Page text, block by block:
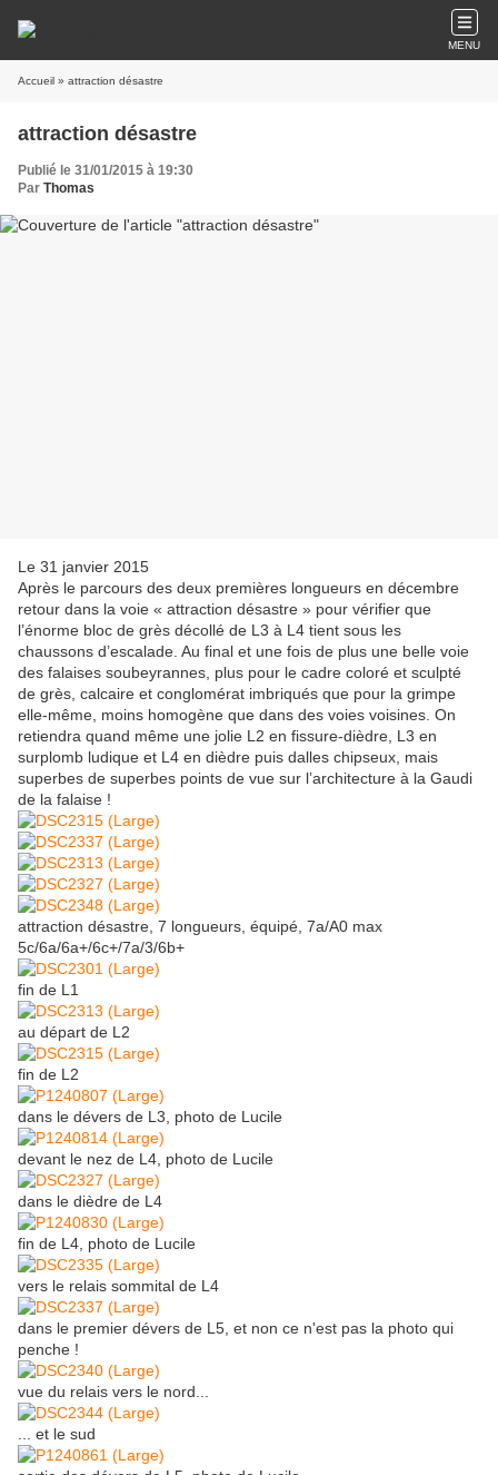
MENU
Accueil » attraction désastre
attraction désastre
Publié le 31/01/2015 à 19:30
Par Thomas
Le 31 janvier 2015
Après le parcours des deux premières longueurs en décembre
retour dans la voie « attraction désastre » pour vérifier que
l’énorme bloc de grès décollé de L3 à L4 tient sous les
chaussons d’escalade. Au final et une fois de plus une belle voie
des falaises soubeyrannes, plus pour le cadre coloré et sculpté
de grès, calcaire et conglomérat imbriqués que pour la grimpe
elle-même, moins homogène que dans des voies voisines. On
retiendra quand même une jolie L2 en fissure-dièdre, L3 en
surplomb ludique et L4 en dièdre puis dalles chipseux, mais
superbes de superbes points de vue sur l’architecture à la Gaudi
de la falaise !
attraction désastre, 7 longueurs, équipé, 7a/A0 max
5c/6a/6a+/6c+/7a/3/6b+
fin de L1
au départ de L2
fin de L2
dans le dévers de L3, photo de Lucile
devant le nez de L4, photo de Lucile
dans le dièdre de L4
fin de L4, photo de Lucile
vers le relais sommital de L4
dans le premier dévers de L5, et non ce n'est pas la photo qui
penche !
vue du relais vers le nord...
... et le sud